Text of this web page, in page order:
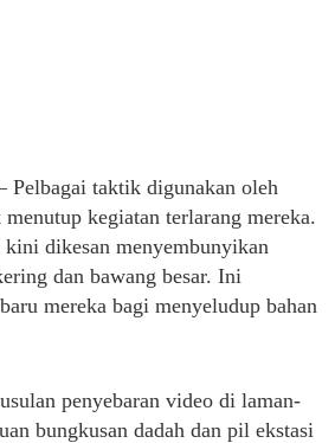
taktik digunakan oleh
kegiatan terlarang mereka.
kini dikesan menyembunyikan
dan bawang besar. Ini
mereka bagi menyeludup bahan
penyebaran video di laman-
bungkusan dadah dan pil ekstasi